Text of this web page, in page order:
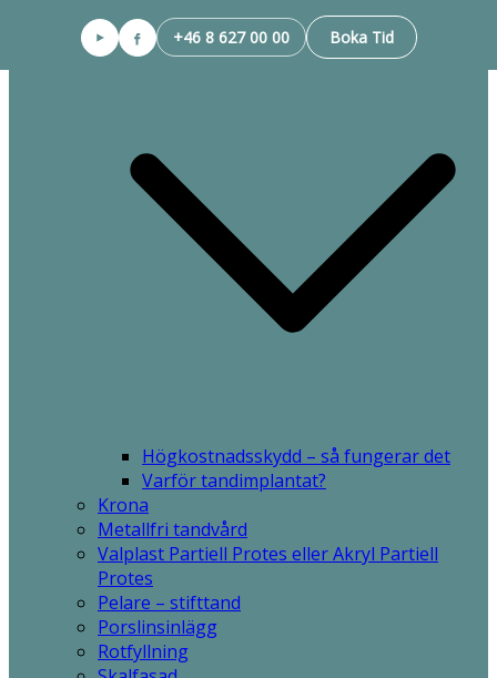
Tandimplantat
Högkostnadsskydd – så fungerar det
Varför tandimplantat?
Krona
Metallfri tandvård
Valplast Partiell Protes eller Akryl Partiell
Protes
Pelare – stifttand
Porslinsinlägg
Rotfyllning
+46 8 627 00 00 Boka Tid